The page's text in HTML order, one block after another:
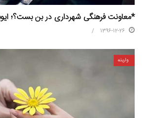
*معاونت فرهنگی شهرداری در بن بست؟؛
1396-12-26
واریته